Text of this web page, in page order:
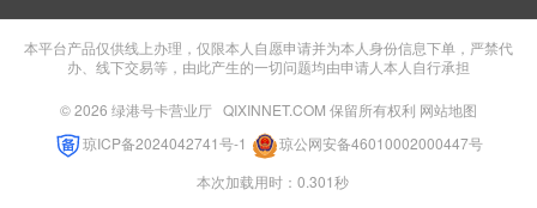
本平台产品仅供线上办理，仅限本人自愿申请并为本人身份信息下单，严禁代
办、线下交易等，由此产生的一切问题均由申请人本人自行承担
© 2026 绿港号卡营业厅 QIXINNET.COM 保留所有权利 网站地图
琼ICP备2024042741号-1
琼公网安备46010002000447号
本次加载用时：0.301秒